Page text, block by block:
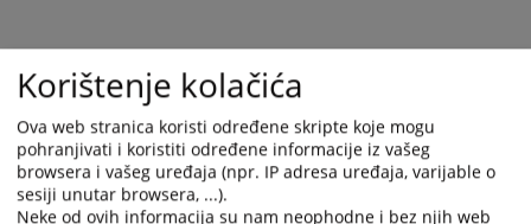
Korištenje kolačića
Ova web stranica koristi određene skripte koje mogu
pohranjivati i koristiti određene informacije iz vašeg
browsera i vašeg uređaja (npr. IP adresa uređaja, varijable o
sesiji unutar browsera, ...).
Neke od ovih informacija su nam neophodne i bez njih web